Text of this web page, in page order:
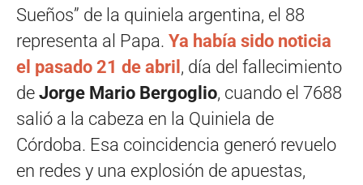
Sueños” de la quiniela argentina, el 88
representa al Papa. Ya había sido noticia
el pasado 21 de abril , día del fallecimiento
de Jorge Mario Bergoglio, cuando el 7688
salió a la cabeza en la Quiniela de
Córdoba. Esa coincidencia generó revuelo
en redes y una explosión de apuestas,